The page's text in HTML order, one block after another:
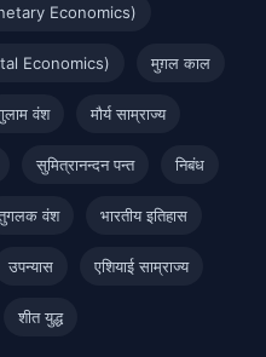
Economics)
Economics) मुग़ल काल
वंश मौर्य साम्राज्य
सुमित्रानन्दन पन्त निबंध
वंश भारतीय इतिहास
उपन्यास एशियाई साम्राज्य
शीत युद्ध